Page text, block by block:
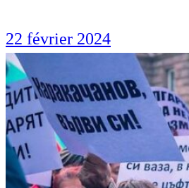
22 février 2024